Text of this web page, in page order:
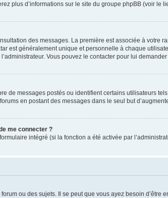
plus d’informations sur le site du groupe phpBB (voir le
des messages. La première est associée à
est généralement unique et personnelle à chaque
Vous pouvez le contacter pour lui
de messages postés ou identifient certains utilisateurs
en postant des messages dans le seul but
me connecter ?
intégré (si la fonction a été activée par
ou des sujets. Il se peut que vous ayez besoin